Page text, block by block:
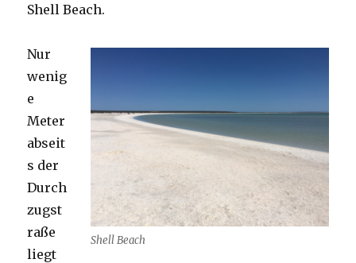
Shell Beach.
Shell Beach
Nur
wenig
e
Meter
abseit
s der
Durch
zugst
raße
liegt